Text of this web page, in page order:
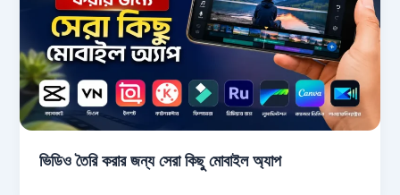
ভিডিও তৈরি করার জন্য সেরা কিছু মোবাইল অ্যাপ